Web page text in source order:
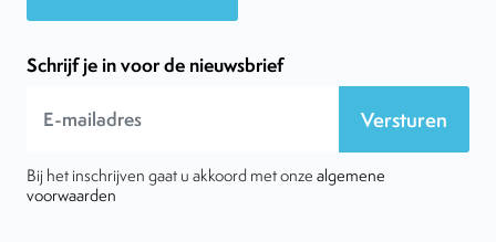
Schrijf je in voor de nieuwsbrief
Versturen
Bij het inschrijven gaat u akkoord met onze algemene
voorwaarden